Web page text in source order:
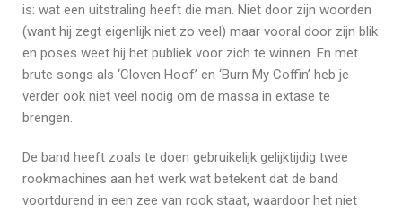
is: wat een uitstraling heeft die man. Niet door zijn woorden
(want hij zegt eigenlijk niet zo veel) maar vooral door zijn blik
en poses weet hij het publiek voor zich te winnen. En met
brute songs als ‘Cloven Hoof’ en ‘Burn My Coffin’ heb je
verder ook niet veel nodig om de massa in extase te
brengen.
De band heeft zoals te doen gebruikelijk gelijktijdig twee
rookmachines aan het werk wat betekent dat de band
voortdurend in een zee van rook staat, waardoor het niet